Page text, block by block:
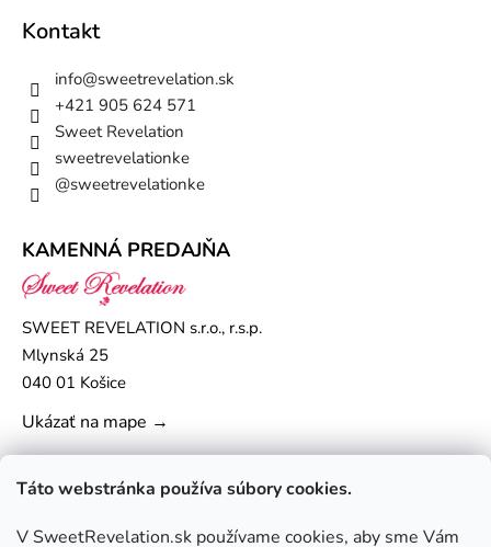
Táto webstránka používa súbory cookies.
V SweetRevelation.sk používame cookies, aby sme Vám
Kontakt
info@sweetrevelation.sk
+421 905 624 571
Sweet Revelation
sweetrevelationke
@sweetrevelationke
KAMENNÁ PREDAJŇA
SWEET REVELATION s.r.o., r.s.p.
Mlynská 25
040 01 Košice
Ukázať na mape →